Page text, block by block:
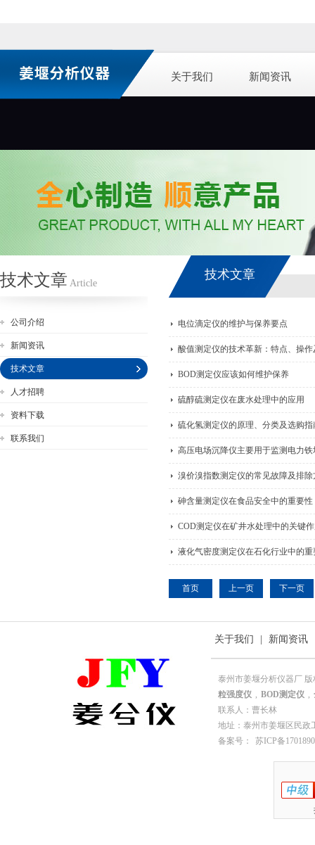
关于我们 新闻资讯
技术文章 Article
公司介绍
新闻资讯
技术文章
人才招聘
资料下载
联系我们
技术文章
电位滴定仪的维护与保养要点
酸值测定仪的技术革新：特点、操
BOD测定仪应该如何维护保养
硫醇硫测定仪在废水处理中的应用
硫化氢测定仪的原理、分类及选购指
高压电场沉降仪主要用于监测电力
溴价溴指数测定仪的常见故障及排除
砷含量测定仪在食品安全中的重要性
COD测定仪在矿井水处理中的关键
液化气密度测定仪在石化行业中的重
首页 上一页 下一页
关于我们 新闻资讯
泰州市姜堰分析仪器厂
粒强度仪 , BOD测定仪 ,
联系人：曹长林
地址：泰州市姜堰区民政
备案号：
苏ICP备